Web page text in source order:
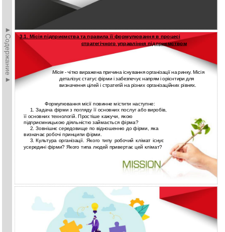
►Содержание► 3.1. Місія підприємства та правила її формулювання в процесі
стратегічного управління підприємством
Місія - чітко виражена причина існування організації на ринку. Місія
деталізує статус фірми і забезпечує напрям і орієнтири для
визначення цілей і стратегій на різних організаційних рівнях.
Формулювання місії повинне містити наступне:
1. Задача фірми з погляду її основних послуг або виробів,
її основних технологій. Простіше кажучи, якою
підприємницькою діяльністю займається фірма?
2. Зовнішнє середовище по відношенню до фірми, яка
визначає робочі принципи фірми.
3. Культура організації. Якого типу робочий клімат існує
усередині фірми? Якого типа людей привертає цей клімат?